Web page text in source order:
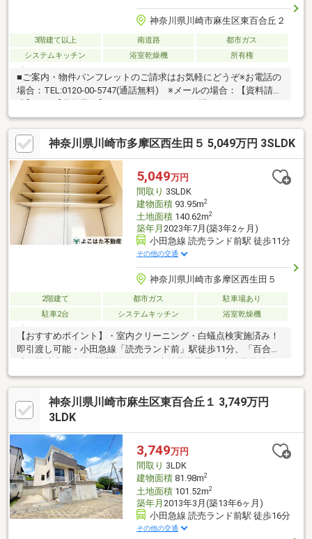
神奈川県川崎市麻生区東百合丘２
3階建て以上 南道路
都市ガス
システムキッチン
浴室乾燥機 所有権
■ご案内・物件パンフレットのご請求はお気軽にどうぞ※お電話の
場合：TEL:0120-00-5747(通話無料) ※メールの場合：【資料請
い。■～東宝ハウス【フリーダイヤル:0120-00-5747】～
神奈川県川崎市多摩区西生田５ 5,049万円 3SLDK
5,049万円
間取り 3SLDK
建物面積93.95m2
土地面積140.62m2
築年月 2023年7月(築3年2ヶ月)
小田急線 読売ランド前駅 徒歩11分
その他の交通
神奈川県川崎市多摩区西生田５
2階建て 都市ガス
駐車場あり
駐車2台
システムキッチン 浴室乾燥機
【おすすめポイント】・室内クリーニング・白蟻点検実施済み！
即引渡し可能・小田急線「読売ランド前」駅徒歩11分、「百合ヶ
望・ローン相談などお気軽にお問合せ下さい。 フリーダイヤル
でよこはた不動産本店売買部までお気軽に！ (0120-555-899)
［通話料無料］携帯電話からもご利用できます。
神奈川県川崎市麻生区東百合丘１ 3,749万円
3LDK
3,749万円
間取り 3LDK
建物面積81.98m2
土地面積101.52m2
築年月 2013年3月(築13年6ヶ月)
小田急線 読売ランド前駅 徒歩16分
その他の交通